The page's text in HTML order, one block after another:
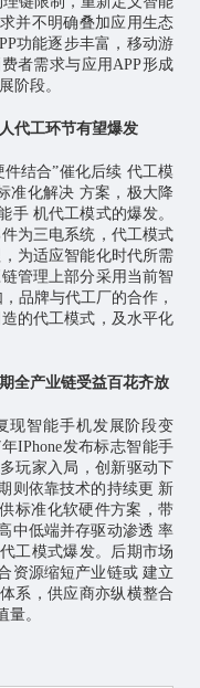
并不明确叠加应用生态
功能逐步丰富，移动游
者需求与应用APP形成
阶段。
代工环节有望爆发
结合”催化后续 代工模
准化解决 方案，极大降
手 机代工模式的爆发。
为三电系统，代工模式
为适应智能化时代所需
管理上部分采用当前智
品牌与代工厂的合作，
的代工模式，及水平化
全产业链受益百花齐放
现智能手机发展阶段变
IPhone发布标志智能手
玩家入局，创新驱动下
则依靠技术的持续更 新
标准化软硬件方案，带
中低端并存驱动渗透 率
工模式爆发。后期市场
资源缩短产业链或 建立
系，供应商亦纵横整合
。